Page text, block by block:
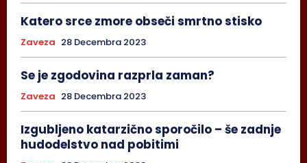
Katero srce zmore obseči smrtno stisko
Zaveza 28 Decembra 2023
Se je zgodovina razprla zaman?
Zaveza 28 Decembra 2023
Izgubljeno katarzično sporočilo – še zadnje
hudodelstvo nad pobitimi